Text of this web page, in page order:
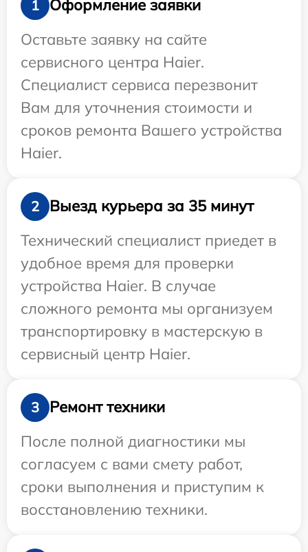
1
Оформление заявки
Оставьте заявку на сайте
сервисного центра Haier.
Специалист сервиса перезвонит
Вам для уточнения стоимости и
сроков ремонта Вашего устройства
Haier.
2
Выезд курьера за 35 минут
Технический специалист приедет в
удобное время для проверки
устройства Haier. В случае
сложного ремонта мы организуем
транспортировку в мастерскую в
сервисный центр Haier.
3
Ремонт техники
После полной диагностики мы
согласуем с вами смету работ,
сроки выполнения и приступим к
восстановлению техники.